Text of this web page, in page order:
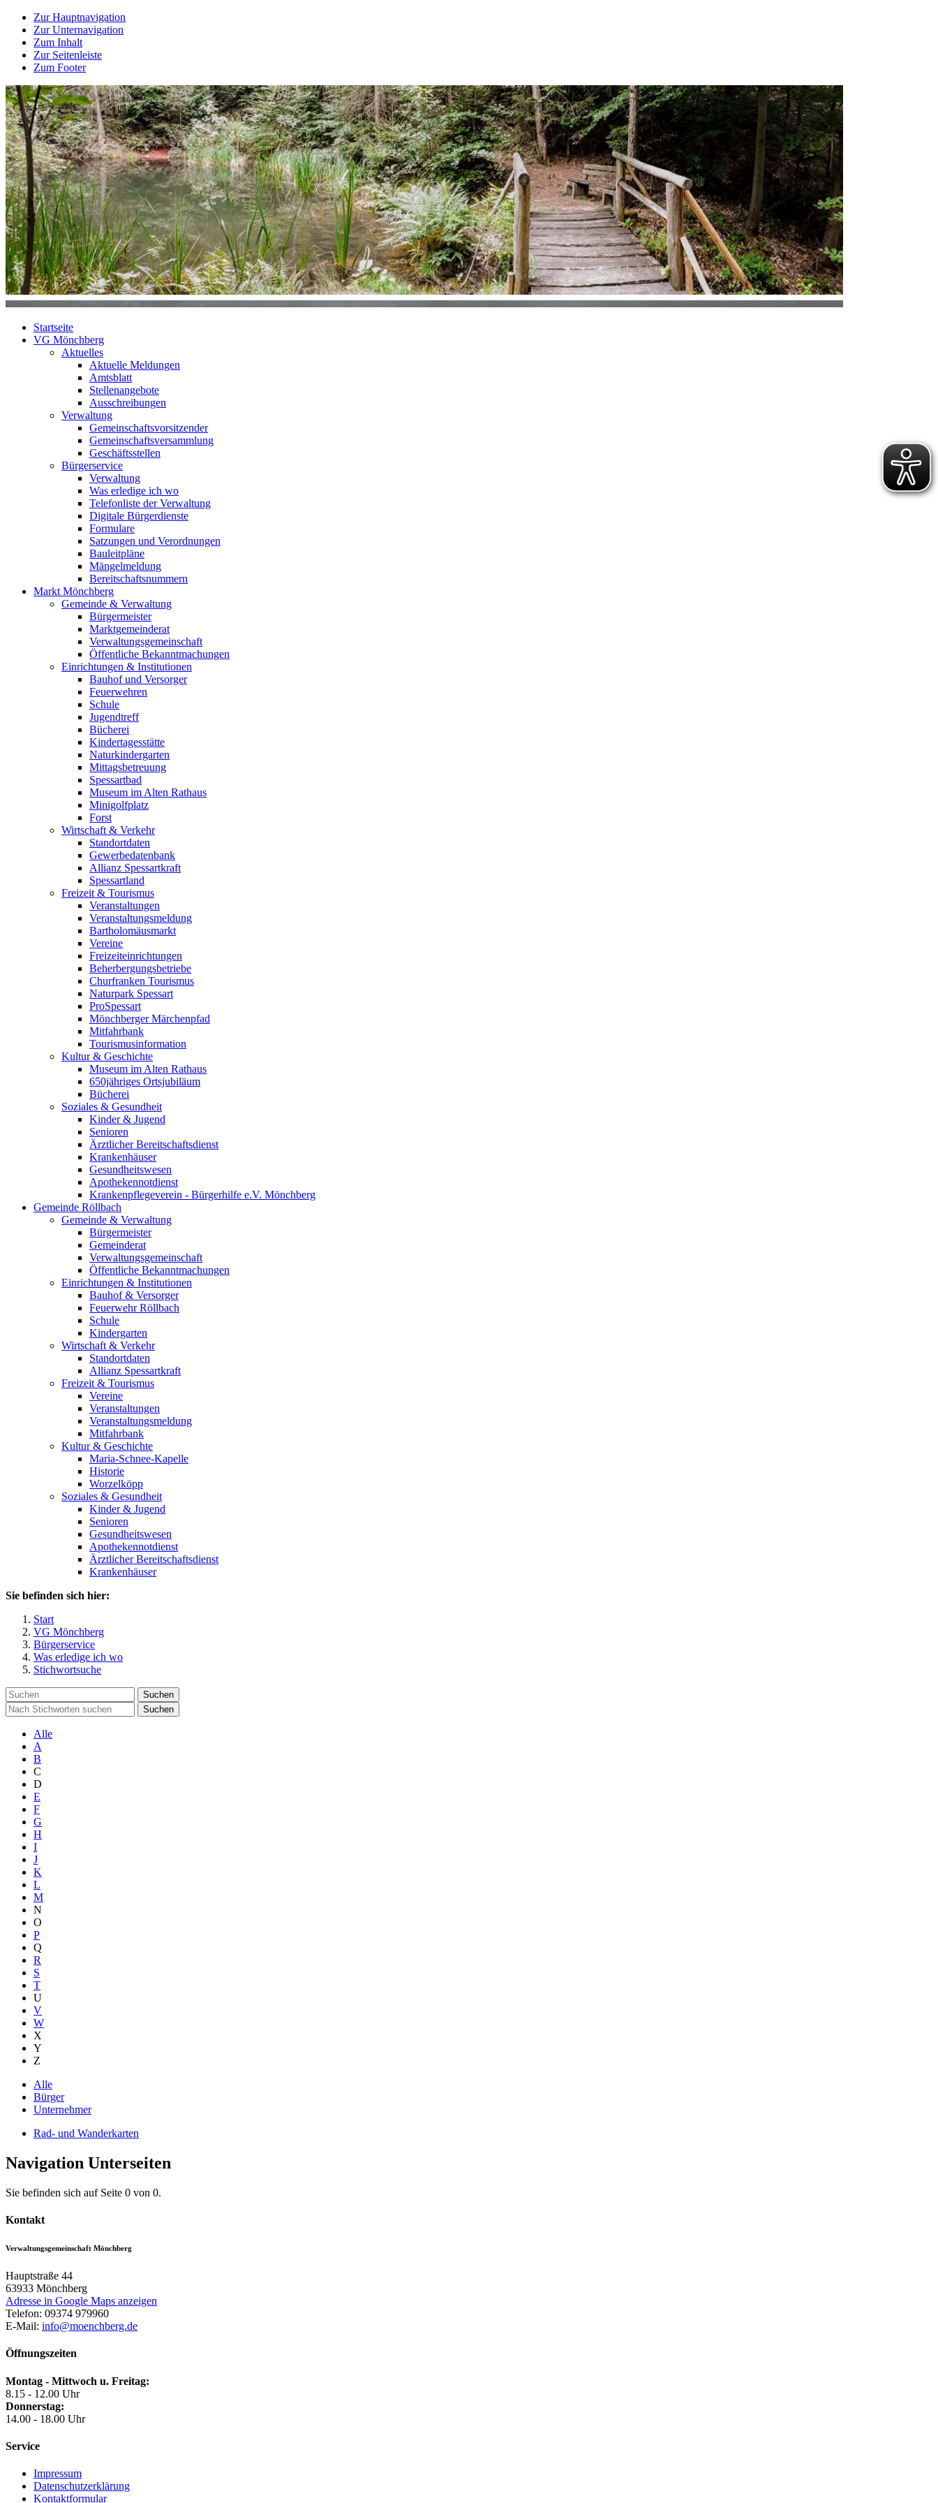
Zur Hauptnavigation
Zur Unternavigation
Zum Inhalt
Zur Seitenleiste
Zum Footer
Startseite
VG Mönchberg
Aktuelles
Aktuelle Meldungen
Amtsblatt
Stellenangebote
Ausschreibungen
Verwaltung
Gemeinschaftsvorsitzender
Gemeinschaftsversammlung
Geschäftsstellen
Bürgerservice
Verwaltung
Was erledige ich wo
Telefonliste der Verwaltung
Digitale Bürgerdienste
Formulare
Satzungen und Verordnungen
Bauleitpläne
Mängelmeldung
Bereitschaftsnummern
Markt Mönchberg
Gemeinde & Verwaltung
Bürgermeister
Marktgemeinderat
Verwaltungsgemeinschaft
Öffentliche Bekanntmachungen
Einrichtungen & Institutionen
Bauhof und Versorger
Feuerwehren
Schule
Jugendtreff
Bücherei
Kindertagesstätte
Naturkindergarten
Mittagsbetreuung
Spessartbad
Museum im Alten Rathaus
Minigolfplatz
Forst
Wirtschaft & Verkehr
Standortdaten
Gewerbedatenbank
Allianz Spessartkraft
Spessartland
Freizeit & Tourismus
Veranstaltungen
Veranstaltungsmeldung
Bartholomäusmarkt
Vereine
Freizeiteinrichtungen
Beherbergungsbetriebe
Churfranken Tourismus
Naturpark Spessart
ProSpessart
Mönchberger Märchenpfad
Mitfahrbank
Tourismusinformation
Kultur & Geschichte
Museum im Alten Rathaus
650jähriges Ortsjubiläum
Bücherei
Soziales & Gesundheit
Kinder & Jugend
Senioren
Ärztlicher Bereitschaftsdienst
Krankenhäuser
Gesundheitswesen
Apothekennotdienst
Krankenpflegeverein - Bürgerhilfe e.V. Mönchberg
Gemeinde Röllbach
Gemeinde & Verwaltung
Bürgermeister
Gemeinderat
Verwaltungsgemeinschaft
Öffentliche Bekanntmachungen
Einrichtungen & Institutionen
Bauhof & Versorger
Feuerwehr Röllbach
Schule
Kindergarten
Wirtschaft & Verkehr
Standortdaten
Allianz Spessartkraft
Freizeit & Tourismus
Vereine
Veranstaltungen
Veranstaltungsmeldung
Mitfahrbank
Kultur & Geschichte
Maria-Schnee-Kapelle
Historie
Worzelköpp
Soziales & Gesundheit
Kinder & Jugend
Senioren
Gesundheitswesen
Apothekennotdienst
Ärztlicher Bereitschaftsdienst
Krankenhäuser
Sie befinden sich hier:
Start
VG Mönchberg
Bürgerservice
Was erledige ich wo
Stichwortsuche
Suchen
Suchen
Alle
A
B
C
D
E
F
G
H
I
J
K
L
M
N
O
P
Q
R
S
T
U
V
W
X
Y
Z
Alle
Bürger
Unternehmer
Rad- und Wanderkarten
Navigation Unterseiten
Sie befinden sich auf Seite 0 von 0.
Kontakt
Verwaltungsgemeinschaft Mönchberg
Hauptstraße 44
63933 Mönchberg
Adresse in Google Maps anzeigen
Telefon: 09374 979960
E-Mail: info@moenchberg.de
Öffnungszeiten
Montag - Mittwoch u. Freitag:
8.15 - 12.00 Uhr
Donnerstag:
14.00 - 18.00 Uhr
Service
Impressum
Datenschutzerklärung
Kontaktformular